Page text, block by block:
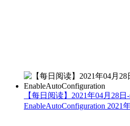
【每日阅读】2021年04月28日
EnableAutoConfiguration 2021